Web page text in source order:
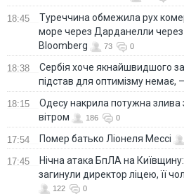
18:45
Туреччина обмежила рух
море через Дарданелли
Bloomberg
73 0
18:38
Сербія хоче якнайшвидшого
підстав для оптимізму немає,
18:15
Одесу накрила потужна злива
вітром
186 0
17:54 Помер батько Ліонеля Мессі
17:45
Нічна атака БпЛА на
загинули директор ліцею, її
122 0